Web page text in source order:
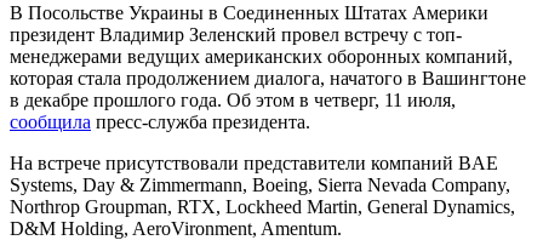
В Посольстве Украины в Соединенных Штатах Америки
президент Владимир Зеленский провел встречу с топ-
менеджерами ведущих американских оборонных компаний,
которая стала продолжением диалога, начатого в Вашингтоне
в декабре прошлого года. Об этом в четверг, 11 июля,
сообщила пресс-служба президента.
На встрече присутствовали представители компаний BAE
Systems, Day & Zimmermann, Boeing, Sierra Nevada Company,
Northrop Groupman, RTX, Lockheed Martin, General Dynamics,
D&M Holding, AeroVironment, Amentum.